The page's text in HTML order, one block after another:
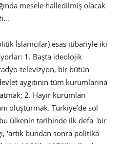
mesele halledilmiş olacak
İslamcılar) esas itibariyle iki
1. Başta ideolojik
televizyon, bir bütün
aygıtının tüm kurumlarına
2. Hayır kurumları
oluşturmak. Türkiye’de sol
ülkenin tarihinde ilk defa bir
‘artık bundan sonra politika